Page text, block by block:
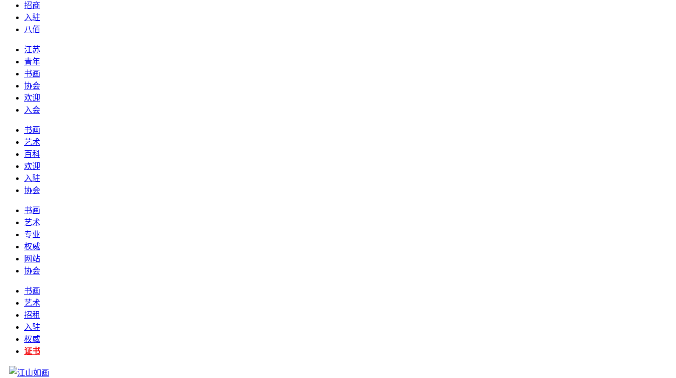
招商
入驻
八佰
江苏
青年
书画
协会
欢迎
入会
书画
艺术
百科
欢迎
入驻
协会
书画
艺术
专业
权威
网站
协会
书画
艺术
招租
入驻
权威
证书